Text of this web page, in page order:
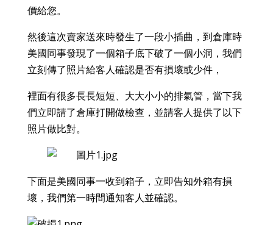
價給您。
然後這次賣家送來時發生了一段小插曲，到倉庫時
美國同事發現了一個箱子底下破了一個小洞，我們
立刻傳了照片給客人確認是否有損壞或少件，
裡面有很多長長短短、大大小小的排氣管，當下我
們立即請了倉庫打開做檢查，並請客人提供了以下
照片做比對。
下面是美國同事一收到箱子，立即告知外箱有損
壞，我們第一時間通知客人並確認。